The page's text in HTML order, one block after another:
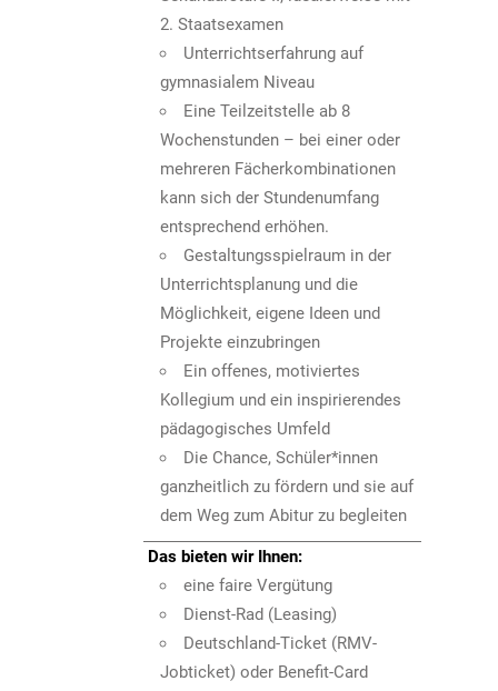
2. Staatsexamen
Unterrichtserfahrung auf
gymnasialem Niveau
Eine Teilzeitstelle ab 8
Wochenstunden – bei einer oder
mehreren Fächerkombinationen
kann sich der Stundenumfang
entsprechend erhöhen.
Gestaltungsspielraum in der
Unterrichtsplanung und die
Möglichkeit, eigene Ideen und
Projekte einzubringen
Ein offenes, motiviertes
Kollegium und ein inspirierendes
pädagogisches Umfeld
Die Chance, Schüler*innen
ganzheitlich zu fördern und sie auf
dem Weg zum Abitur zu begleiten
Das bieten wir Ihnen:
eine faire Vergütung
Dienst-Rad (Leasing)
Deutschland-Ticket (RMV-
Jobticket) oder Benefit-Card